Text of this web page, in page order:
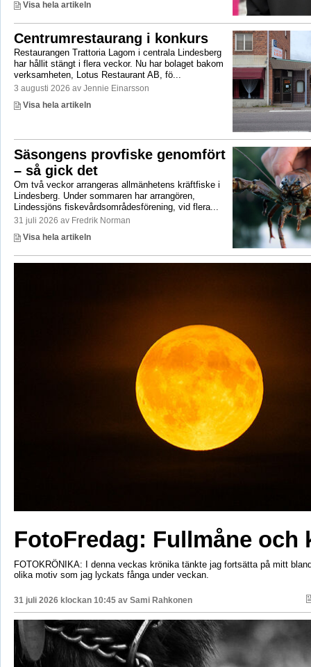
Visa hela artikeln
Centrumrestaurang i konkurs
Restaurangen Trattoria Lagom i centrala Lindesberg
har hållit stängt i flera veckor. Nu har bolaget bakom
verksamheten, Lotus Restaurant AB, fö...
3 augusti 2026 av Jennie Einarsson
Visa hela artikeln
Säsongens provfiske genomfört
– så gick det
Om två veckor arrangeras allmänhetens kräftfiske i
Lindesberg. Under sommaren har arrangören,
Lindessjöns fiskevårdsområdesförening, vid flera...
31 juli 2026 av Fredrik Norman
Visa hela artikeln
FotoFredag: Fullmåne och
FOTOKRÖNIKA: I denna veckas krönika tänkte jag fortsätta på mitt
olika motiv som jag lyckats fånga under veckan.
31 juli 2026 klockan 10:45 av Sami Rahkonen